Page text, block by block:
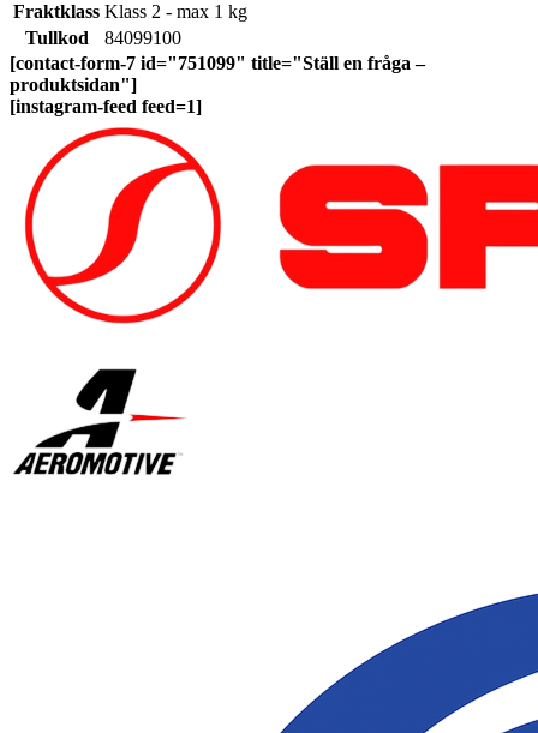
Fraktklass Klass 2 - max 1 kg
Tullkod
84099100
[contact-form-7 id="751099" title="Ställ en fråga –
produktsidan"]
[instagram-feed feed=1]